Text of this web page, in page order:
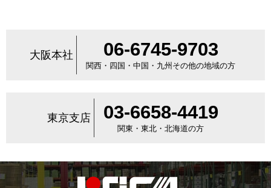
大阪本社 06-6745-9703
関西・四国・中国・九州その他の地域の方
東京支店 03-6658-4419
関東・東北・北海道の方